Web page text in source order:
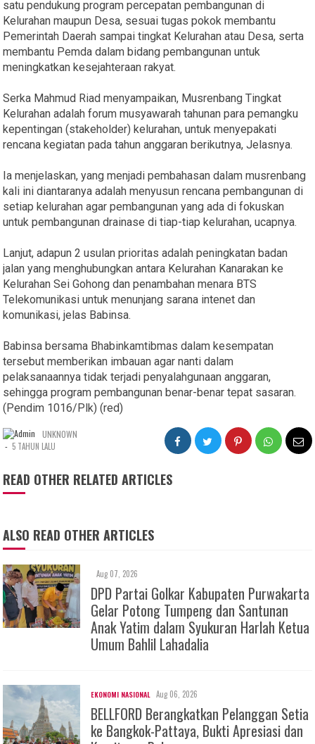
satu pendukung program percepatan pembangunan di
Kelurahan maupun Desa, sesuai tugas pokok membantu
Pemerintah Daerah sampai tingkat Kelurahan atau Desa, serta
membantu Pemda dalam bidang pembangunan untuk
meningkatkan kesejahteraan rakyat.
Serka Mahmud Riad menyampaikan, Musrenbang Tingkat
Kelurahan adalah forum musyawarah tahunan para pemangku
kepentingan (stakeholder) kelurahan, untuk menyepakati
rencana kegiatan pada tahun anggaran berikutnya, Jelasnya.
Ia menjelaskan, yang menjadi pembahasan dalam musrenbang
kali ini diantaranya adalah menyusun rencana pembangunan di
setiap kelurahan agar pembangunan yang ada di fokuskan
untuk pembangunan drainase di tiap-tiap kelurahan, ucapnya.
Lanjut, adapun 2 usulan prioritas adalah peningkatan badan
jalan yang menghubungkan antara Kelurahan Kanarakan ke
Kelurahan Sei Gohong dan penambahan menara BTS
Telekomunikasi untuk menunjang sarana intenet dan
komunikasi, jelas Babinsa.
Babinsa bersama Bhabinkamtibmas dalam kesempatan
tersebut memberikan imbauan agar nanti dalam
pelaksanaannya tidak terjadi penyalahgunaan anggaran,
sehingga program pembangunan benar-benar tepat sasaran.
(Pendim 1016/Plk) (red)
UNKNOWN
- 5 TAHUN LALU
READ OTHER RELATED ARTICLES
ALSO READ OTHER ARTICLES
Aug 07, 2026
DPD Partai Golkar Kabupaten Purwakarta
Gelar Potong Tumpeng dan Santunan
Anak Yatim dalam Syukuran Harlah Ketua
Umum Bahlil Lahadalia
EKONOMI NASIONAL Aug 06, 2026
BELLFORD Berangkatkan Pelanggan Setia
ke Bangkok-Pattaya, Bukti Apresiasi dan